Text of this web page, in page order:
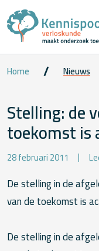
Home Nieuws
Stelling: de
toekomst is
28 februari 2011
De stelling in de
van de toekomst is
De stelling in de